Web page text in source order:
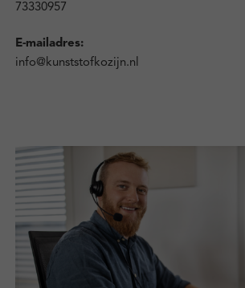
73330957
E-mailadres:
info@kunststofkozijn.nl